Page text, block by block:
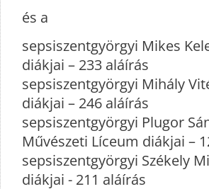
és a
sepsiszentgyörgyi Mikes
diákjai – 233 aláírás
sepsiszentgyörgyi Mihály
diákjai – 246 aláírás
sepsiszentgyörgyi Plugor
Művészeti Líceum diákjai –
sepsiszentgyörgyi Székely
diákjai - 211 aláírás